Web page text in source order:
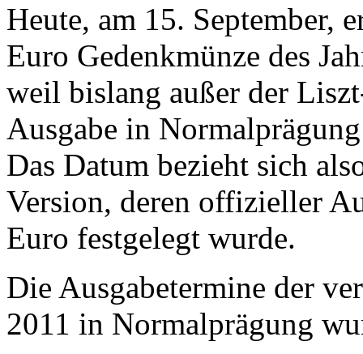
Heute, am 15. September,
Euro Gedenkmünze des
weil bislang außer der
Ausgabe in
Das Datum bezieht sich
Version, deren offizieller
Euro festgelegt wurde.
Die Ausgabetermine der
2011 in Normalprägung